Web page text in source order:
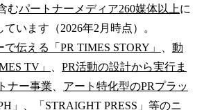
むパートナーメディア260媒体以上に
います（2026年2月時点）。
で伝える「PR TIMES STORY」
動
TV」
PR活動の設計から実行ま
ナー事業
アート特化型のPRプラッ
」
「STRAIGHT PRESS」等のニ